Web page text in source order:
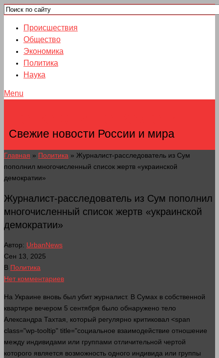
Происшествия
Общество
Экономика
Политика
Наука
Menu
Свежие новости России и мира
Главная » Политика » Журналист-расследователь из Сум
пополнил многочисленный список жертв «украинской
демократии»
Журналист-расследователь из Сум пополнил
многочисленный список жертв «украинской
демократии»
Автор: UrbanNews
Сен 13, 2025
В Политика
Нет комментариев
На Украине вновь был убит журналист. В Сумах в собственной
квартире вечером 5 сентября было обнаружено тело
Александра Тахтая, который регулярно критиковал <span
class="wp-tooltip" title="социальное взаимодействие отношение
между индивидами или группами отличительной чертой
которого является возможность одного индивида или группы